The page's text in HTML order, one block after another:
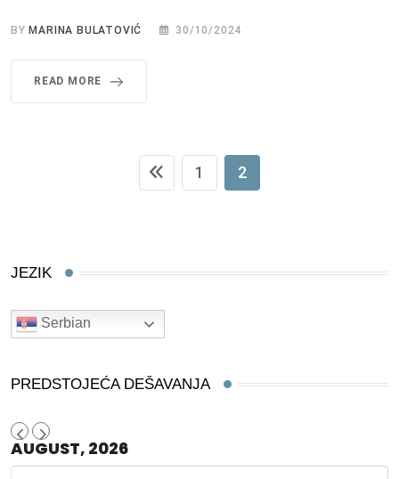
BY MARINA BULATOVIĆ 30/10/2024
READ MORE
1 2
JEZIK
Serbian
PREDSTOJEĆA DEŠAVANJA
AUGUST, 2026